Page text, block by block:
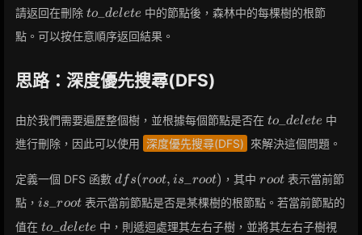
請返回在刪除 to\_delete
to delete 中的節點後，森林中的每棵樹的根節
點。可以按任意順序返回結果。
思路：深度優先搜尋(DFS)
由於我們需要遍歷整個樹，並根據每個節點是否在 to\_delete
to delete 中
進行刪除，因此可以使用 深度優先搜尋(DFS) 來解決這個問題。
定義一個 DFS 函數 dfs(root,
dfs(root, is_root) ，其中root
root表示當前節
點， is\_root
is_root表示當前節點是否是某棵樹的根節點。若當前節點的
值在 to\_delete
to delete 中，則遞迴處理其左右子樹，並將其左右子樹視